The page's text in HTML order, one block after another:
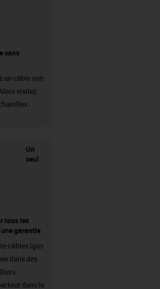
sans
un câble non
visitez
Un
seul
tous les
une garantie
câbles igus
dans des
dans le